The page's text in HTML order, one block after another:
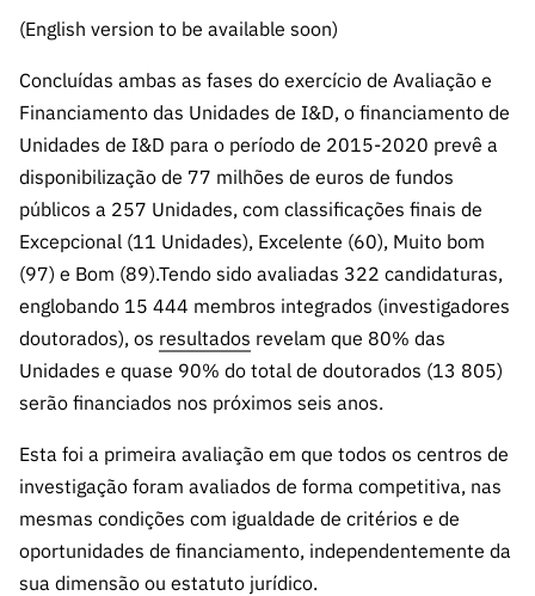
Apoios
Prémios
Outros
Apoios
estatísticos para fins
científicos – Protocolo
INE/DGEEC/FCT
Balcão da Ciência
Agenda
Publicações
Newsletter
Subscrever
Direct Mail
de
FCT
90 Segundos
de Ciência
Subscrever
Direct Mail
de
Concursos
Comunicado
s
Estratégico
Documentos de Gestão
Apoios Comunitários
Contactos
Acreditaç
ão,
Certificaç
ão e
Benefícios
Fiscais
Recrutam
ento,
Aquisição
de
Consultas
públicas
Manifesta
ções de
(English version to be available soon)
Concluídas ambas as fases do exercício de Avaliação e
Financiamento das Unidades de I&D, o financiamento de
Unidades de I&D para o período de 2015-2020 prevê a
disponibilização de 77 milhões de euros de fundos
públicos a 257 Unidades, com classificações finais de
Excepcional (11 Unidades), Excelente (60), Muito bom
(97) e Bom (89).Tendo sido avaliadas 322 candidaturas,
englobando 15 444 membros integrados (investigadores
doutorados), os resultados revelam que 80% das
Unidades e quase 90% do total de doutorados (13 805)
serão financiados nos próximos seis anos.
Esta foi a primeira avaliação em que todos os centros de
investigação foram avaliados de forma competitiva, nas
mesmas condições com igualdade de critérios e de
oportunidades de financiamento, independentemente da
sua dimensão ou estatuto jurídico.